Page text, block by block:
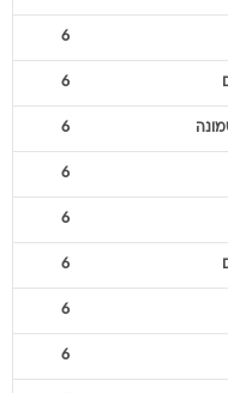
6
6
6
6
6
6
6
6